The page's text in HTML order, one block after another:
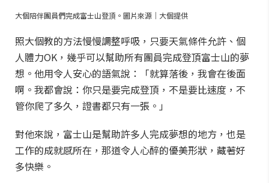
大個陪伴團員們完成富士山登頂。圖片來源｜大個提供
照大個教的方法慢慢調整呼吸，只要天氣條件允許、個
人體力OK，幾乎可以幫助所有團員完成登頂富士山的夢
想。他用令人安心的語氣說：「就算落後，我會在後面
啊。我都會說：你只是要完成登頂，不是要比速度，不
管你爬了多久，證書都只有一張。」
對他來說，富士山是幫助許多人完成夢想的地方，也是
工作的成就感所在，那道令人心醉的優美形狀，藏著好
多快樂。